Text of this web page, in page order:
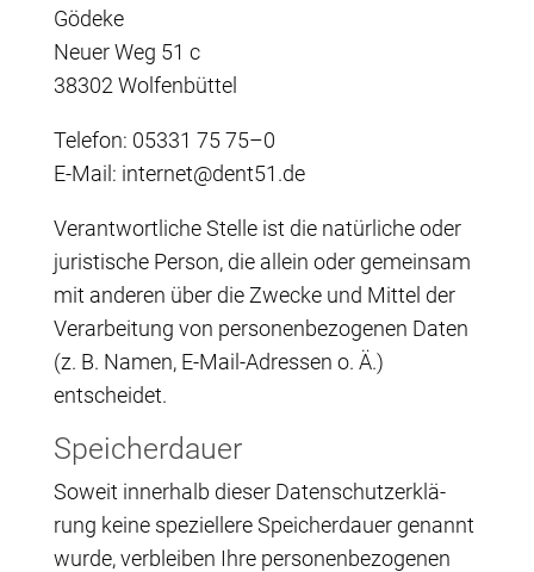
Gödeke
Neu­er Weg 51 c
38302 Wolfenbüttel
Tele­fon: 05331 75 75–0
E‑Mail:
ed.15
tned@
tenre
tni
Ver­ant­wort­li­che Stel­le ist die natür­li­che oder
juris­ti­sche Per­son, die allein oder gemein­sam
mit ande­ren über die Zwe­cke und Mit­tel der
Ver­ar­bei­tung von per­so­nen­be­zo­ge­nen Daten
(z. B. Namen, E‑Mail-Adres­sen o. Ä.)
entscheidet.
Spei­cher­dau­er
Soweit inner­halb die­ser Daten­schutz­er­klä­
rung kei­ne spe­zi­el­le­re Spei­cher­dau­er genannt
wur­de, ver­blei­ben Ihre per­so­nen­be­zo­ge­nen